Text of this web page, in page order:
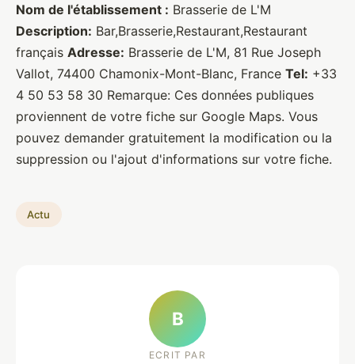
Brasserie de L'M
Brasseurs •27 janvier 2022•1 min de lecture
Nom de l'établissement : Brasserie de L'M
Description: Bar,Brasserie,Restaurant,Restaurant
français Adresse: Brasserie de L'M, 81 Rue Joseph
Vallot, 74400 Chamonix-Mont-Blanc, France Tel: +33
4 50 53 58 30 Remarque: Ces données publiques
proviennent de votre fiche sur Google Maps. Vous
pouvez demander gratuitement la modification ou la
suppression ou l'ajout d'informations sur votre fiche.
Actu
B
ECRIT PAR